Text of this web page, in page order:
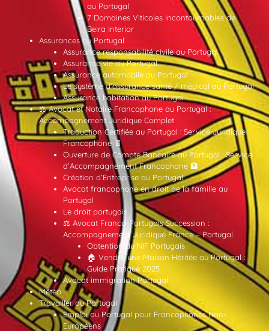
au Portugal
7 Domaines Viticoles Incontournables de
Beira Interior
Assurances au Portugal
Assurance responsabilité civile au Portugal
Assurance vie au Portugal
Assurance automobile au Portugal
Le système d’assurance santé / médical au Portugal
Assurance habitation au Portugal
⚖️ Avocat et Notaire Francophone au Portugal :
Accompagnement Juridique Complet
Traduction Certifiée au Portugal : Service Juridique
Francophone 📄
Ouverture de Compte Bancaire au Portugal : Service
d’Accompagnement Francophone 🏦
Création d’Entreprise au Portugal
Avocat francophone en droit de la famille au
Portugal
Le droit portugais
⚖️ Avocat Franco-Portugais Succession :
Accompagnement Juridique France – Portugal
Obtention du NIF Portugais
🏠 Vendre une Maison Héritée au Portugal :
Guide Pratique 2025
Avocat immigration Portugal
Météo
Travailler au Portugal
Emploi au Portugal pour Francophones Non-
Européens